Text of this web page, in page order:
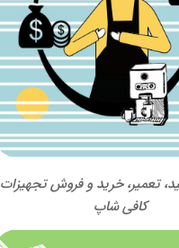
تعمیر، خرید و فروش تجهیزات
کافی شاپ